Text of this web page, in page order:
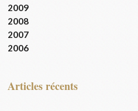
2009
2008
2007
2006
articles récents